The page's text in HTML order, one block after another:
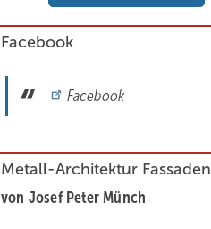
Facebook
Facebook
Metall-Architektur Fassaden
von Josef Peter Münch